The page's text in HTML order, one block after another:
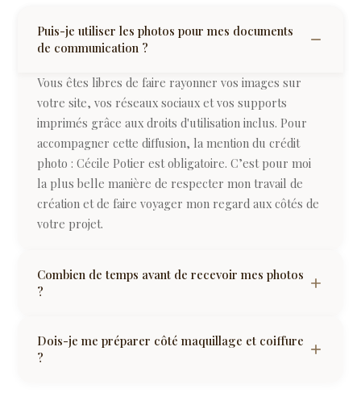
Puis-je utiliser les photos pour mes documents
de communication ?
Vous êtes libres de faire rayonner vos images sur
votre site, vos réseaux sociaux et vos supports
imprimés grâce aux droits d'utilisation inclus. Pour
accompagner cette diffusion, la mention du crédit
photo : Cécile Potier est obligatoire. C’est pour moi
la plus belle manière de respecter mon travail de
création et de faire voyager mon regard aux côtés de
votre projet.
Combien de temps avant de recevoir mes photos
?
Dois-je me préparer côté maquillage et coiffure
?